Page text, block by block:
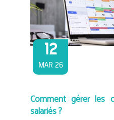
12
MAR 26
Comment gérer les
salariés ?